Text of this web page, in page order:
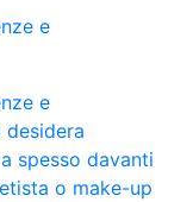
e
e
spesso davanti
o make-up